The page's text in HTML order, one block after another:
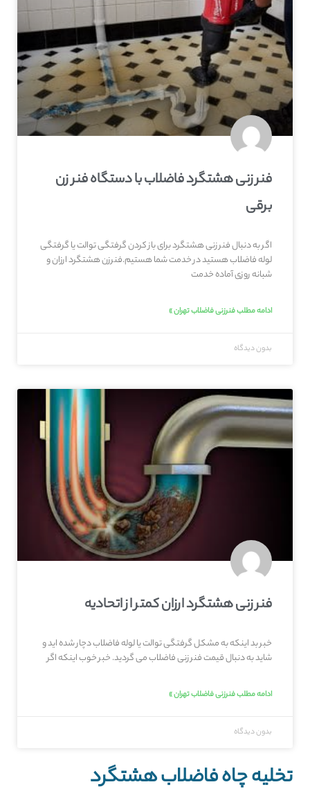
فنر زنی هشتگرد فاضلاب با دستگاه فنر زن
برقی
اگر به دنبال فنر زنی هشتگرد برای باز کردن گرفتگی توالت یا گرفتگی
لوله فاضلاب هستید در خدمت شما هستیم.فنرزن هشتگرد ارزان و
شبانه روزی آماده خدمت
ادامه مطلب فنرزنی فاضلاب تهران »
بدون دیدگاه
فنر زنی هشتگرد ارزان کمتر از اتحادیه
خبر بد اینکه به مشکل گرفتگی توالت یا لوله فاضلاب دچار شده اید و
شاید به دنبال قیمت فنر زنی فاضلاب می گردید. خبر خوب اینکه اگر
ادامه مطلب فنرزنی فاضلاب تهران »
بدون دیدگاه
تخلیه چاه فاضلاب هشتگرد